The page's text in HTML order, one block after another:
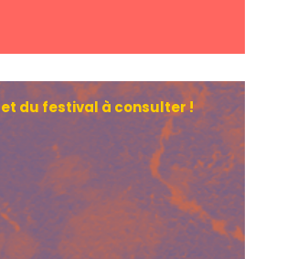
du festival à consulter !